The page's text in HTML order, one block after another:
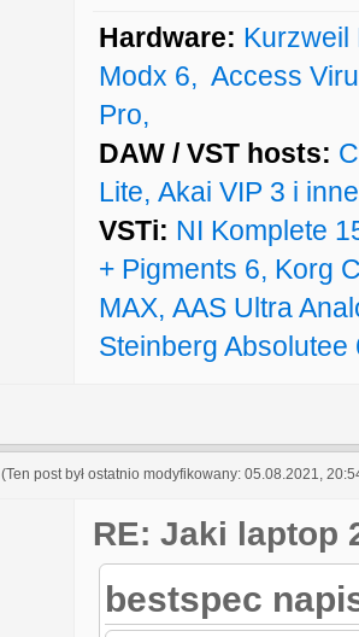
Hardware: Kurzweil
Modx 6, Access
Pro,
DAW / VST hosts:
Lite, Akai VIP 3 i
VSTi: NI Komplete
+ Pigments 6, Korg
MAX, AAS Ultra
Steinberg Absolutee
(Ten post był ostatnio modyfikowany: 05.08.2021,
RE: Jaki laptop
bestspec